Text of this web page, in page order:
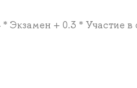
Экзамен + 0.3 * Участие